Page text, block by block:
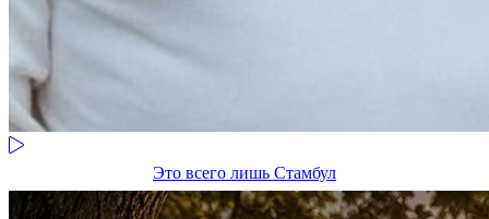
Это всего лишь Стамбул